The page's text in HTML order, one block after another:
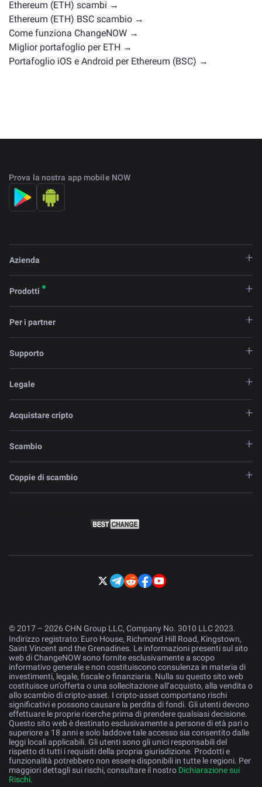
Ethereum (ETH) scambi →
Ethereum (ETH) BSC scambio →
Come funziona ChangeNOW →
Miglior portafoglio per ETH →
Portafoglio iOS e Android per Ethereum (BSC) →
Prova la nostra app mobile NOW
Azienda
Prodotti
Per i partner
Supporto
Legale
Acquistare cripto
Scambio
Coppie di scambio
© 2017 – 2026 CHN Group LLC, Company No. 3010 LLC 2023.
Indirizzo registrato: Euro House, Richmond Hill Road, Kingstown,
Saint Vincent and the Grenadines. Le informazioni presenti sul sito
web di ChangeNOW sono fornite esclusivamente a scopo
informativo generale e non costituiscono consulenza in materia di
investimenti, legale, fiscale o finanziaria. Nulla su questo sito web
costituisce un’offerta o una sollecitazione all’acquisto, alla vendita o
allo scambio di cripto-asset. I cripto-asset comportano rischi
significativi e possono causare la perdita di fondi. Gli utenti devono
effettuare le proprie ricerche prima di prendere qualsiasi decisione.
Questo sito web è destinato esclusivamente a persone di età pari o
superiore a 18 anni e solo laddove tale accesso sia consentito dalle
leggi locali applicabili. Gli utenti sono gli unici responsabili del
rispetto di tutti i requisiti della propria giurisdizione. Prodotti e
funzionalità potrebbero non essere disponibili in tutte le regioni. Per
maggiori dettagli sui rischi, consultare il nostro Dichiarazione sui
Rischi.